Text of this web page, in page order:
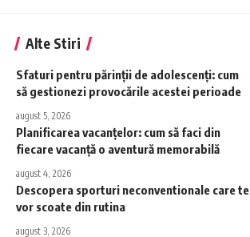
Alte Stiri
Sfaturi pentru părinții de adolescenți: cum
să gestionezi provocările acestei perioade
august 5, 2026
Planificarea vacanțelor: cum să faci din
fiecare vacanță o aventură memorabilă
august 4, 2026
Descopera sporturi neconventionale care te
vor scoate din rutina
august 3, 2026